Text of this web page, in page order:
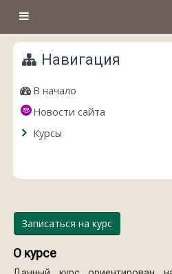
Боковая панель
Навигация
В начало
Новости сайта
Курсы
Записаться на курс
О курсе